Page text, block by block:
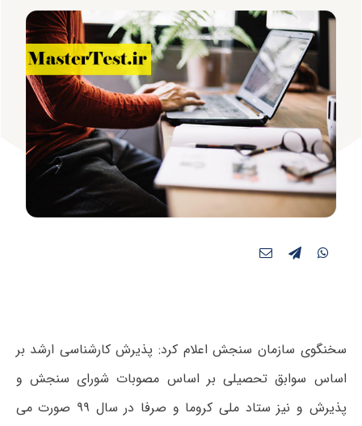
سخنگوی سازمان سنجش اعلام کرد: پذیرش کارشناسی ارشد بر
اساس سوابق تحصیلی بر اساس مصوبات شورای سنجش و
پذیرش و نیز ستاد ملی کروما و صرفا در سال ۹۹ صورت می